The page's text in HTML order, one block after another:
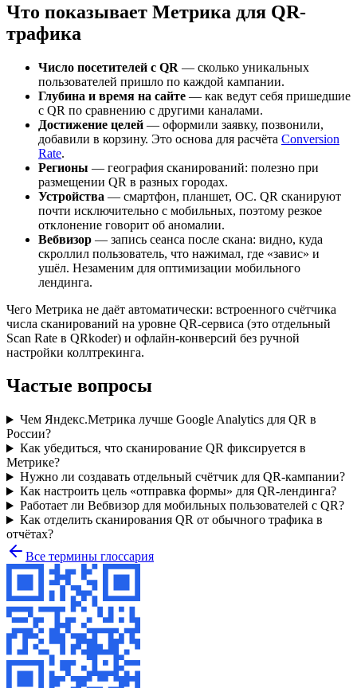
Что показывает Метрика для QR-
трафика
Число посетителей с QR — сколько уникальных
пользователей пришло по каждой кампании.
Глубина и время на сайте — как ведут себя пришедшие
с QR по сравнению с другими каналами.
Достижение целей — оформили заявку, позвонили,
добавили в корзину. Это основа для расчёта Conversion
Rate.
Регионы — география сканирований: полезно при
размещении QR в разных городах.
Устройства — смартфон, планшет, ОС. QR сканируют
почти исключительно с мобильных, поэтому резкое
отклонение говорит об аномалии.
Вебвизор — запись сеанса после скана: видно, куда
скроллил пользователь, что нажимал, где «завис» и
ушёл. Незаменим для оптимизации мобильного
лендинга.
Чего Метрика не даёт автоматически: встроенного счётчика
числа сканирований на уровне QR-сервиса (это отдельный
Scan Rate в QRkoder) и офлайн-конверсий без ручной
настройки коллтрекинга.
Частые вопросы
Чем Яндекс.Метрика лучше Google Analytics для QR в
России?
Как убедиться, что сканирование QR фиксируется в
Метрике?
Нужно ли создавать отдельный счётчик для QR-кампании?
Как настроить цель «отправка формы» для QR-лендинга?
Работает ли Вебвизор для мобильных пользователей с QR?
Как отделить сканирования QR от обычного трафика в
отчётах?
Все термины глоссария